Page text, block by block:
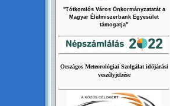
"Tótkomlós Város Önkormányzatatát a
Magyar Élelmiszerbank Egyesület
támogatja"
Országos Meteorológiai Szolgálat időjárási
veszélyjelzése